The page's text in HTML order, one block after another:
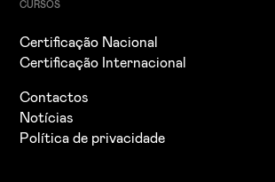
CURSOS
Certificação Nacional
Certificação Internacional
Contactos
Notícias
Política de privacidade